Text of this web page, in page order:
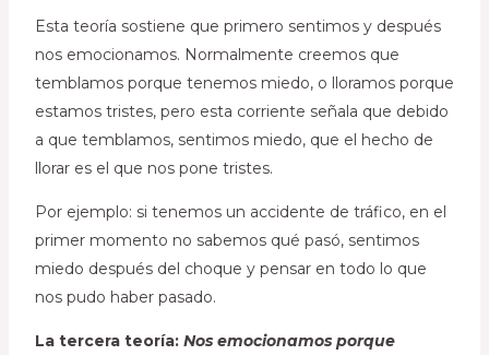
Esta teoría sostiene que primero sentimos y después
nos emocionamos. Normalmente creemos que
temblamos porque tenemos miedo, o lloramos porque
estamos tristes, pero esta corriente señala que debido
a que temblamos, sentimos miedo, que el hecho de
llorar es el que nos pone tristes.
Por ejemplo: si tenemos un accidente de tráfico, en el
primer momento no sabemos qué pasó, sentimos
miedo después del choque y pensar en todo lo que
nos pudo haber pasado.
La tercera teoría: Nos emocionamos porque